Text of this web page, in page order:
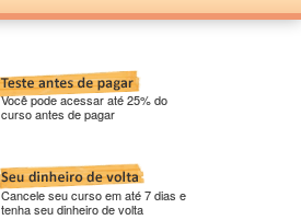
Você pode acessar até 25% do
curso antes de pagar
Cancele seu curso em até 7 dias e
tenha seu dinheiro de volta